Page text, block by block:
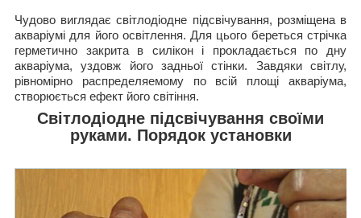
Чудово виглядає світлодіодне підсвічування, розміщена в
акваріумі для його освітлення. Для цього береться стрічка
герметично закрита в силікон і прокладається по дну
акваріума, уздовж його задньої стінки. Завдяки світлу,
рівномірно распределяемому по всій площі акваріума,
створюється ефект його світіння.
Світлодіодне підсвічування своїми
руками. Порядок установки